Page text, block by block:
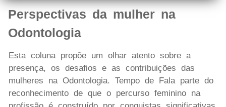
Perspectivas da mulher na
Odontologia
Esta coluna propõe um olhar atento sobre a
presença, os desafios e as contribuições das
mulheres na Odontologia. Tempo de Fala parte do
reconhecimento de que o percurso feminino na